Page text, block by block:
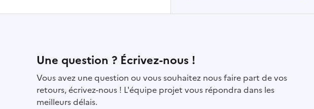
ContactUne question ? Écrivez-nous !
Vous avez une question ou vous souhaitez nous faire part de vos
retours, écrivez-nous ! L'équipe projet vous répondra dans les
meilleurs délais.